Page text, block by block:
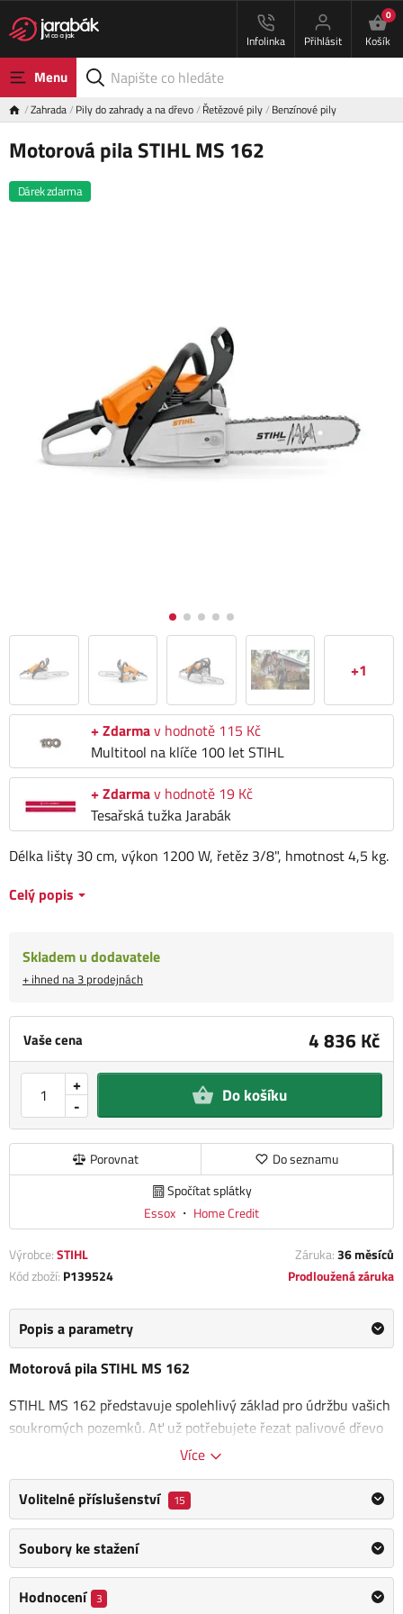
Infolinka Přihlásit
0
Košík
Menu
Zahrada Pily do zahrady a na dřevo Řetězové pily Benzínové pily
Motorová pila STIHL MS 162
Dárek zdarma
+1
+ Zdarmav hodnotě 115 Kč
Multitool na klíče 100 let STIHL
+ Zdarmav hodnotě 19 Kč
Tesařská tužka Jarabák
Vaše cena 4 836 Kč
-
+ Do košíku
Porovnat
Do seznamu
Spočítat splátky
Essox ・ Home Credit
Délka lišty 30 cm, výkon 1200 W, řetěz 3/8", hmotnost 4,5 kg.
Celý popis
Skladem u dodavatele
+ ihned na 3 prodejnách
Výrobce:STIHL Záruka:36 měsíců
Kód zboží: P139524 Prodloužená záruka
Popis a parametry
Motorová pila STIHL MS 162
STIHL MS 162 představuje spolehlivý základ pro údržbu vašich
soukromých pozemků. Ať už potřebujete řezat palivové dřevo
nebo provádět prořezávání ovocných stromů, tato lehká a
různorodém spektru aplikací, včetně kácení menších stromů
Výkonný motorSTIHL 2-MIX, začleněný do optimálně
nastaveného systému pily, zajistí
spotřebě paliva. To umožňuje přesné a spolehlivé řezy,
zejména s použitím standardního
Více
Volitelné příslušenství 15
Soubory ke stažení
Hodnocení 3